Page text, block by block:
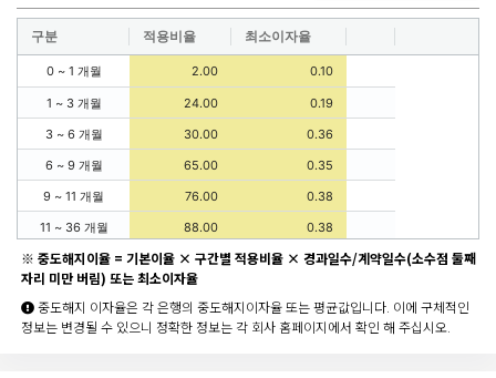
구분 적용비율 최소이자율
0 ~ 1 개월 2.00 0.10
1 ~ 3 개월 24.00
0.19
3 ~ 6 개월
30.00
0.36
6 ~ 9 개월
65.00
0.35
9 ~ 11 개월
76.00
0.38
11 ~ 36 개월
88.00 0.38
※ 중도해지이율 = 기본이율 × 구간별 적용비율 × 경과일수/계약일수(소수점 둘째
자리 미만 버림) 또는 최소이자율
중도해지 이자율은 각 은행의 중도해지이자율 또는 평균값입니다. 이에 구체적인
정보는 변경될 수 있으니 정확한 정보는 각 회사 홈페이지에서 확인 해 주십시오.